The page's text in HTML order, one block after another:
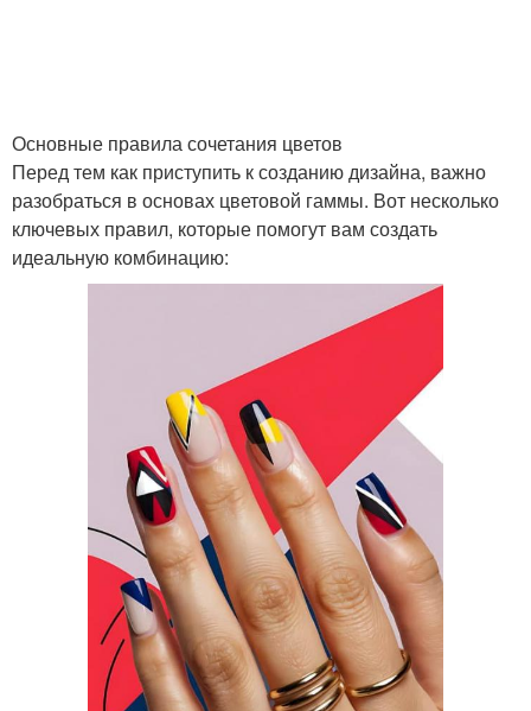
Основные правила сочетания цветов
Перед тем как приступить к созданию дизайна, важно
разобраться в основах цветовой гаммы. Вот несколько
ключевых правил, которые помогут вам создать
идеальную комбинацию: